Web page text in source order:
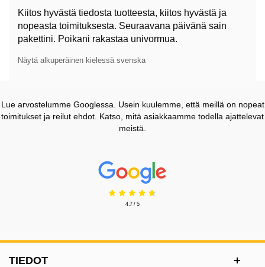
Kiitos hyvästä tiedosta tuotteesta, kiitos hyvästä ja
nopeasta toimituksesta. Seuraavana päivänä sain
pakettini. Poikani rakastaa univormua.
Näytä alkuperäinen kielessä svenska
Lue arvostelumme Googlessa. Usein kuulemme, että meillä on nopeat
toimitukset ja reilut ehdot. Katso, mitä asiakkaamme todella ajattelevat
meistä.
Prisjakt Arvostelu: 4.7 Tähdet
4.7 / 5
TIEDOT